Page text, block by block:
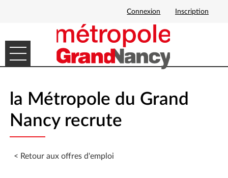
Connexion Inscription
Ouvrir le menu
MES DEMANDES
la Métropole du Grand
Nancy recrute
< Retour aux offres d'emploi